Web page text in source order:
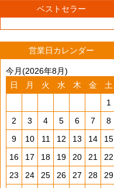
ベストセラー
営業日カレンダー
今月(2026年8月)
日
月 火 水 木 金
土
1
2
3 4 5 6 7
8
9
10 11 12 13 14
15
16
17 18 19 20 21
22
23
24 25 26 27 28
29